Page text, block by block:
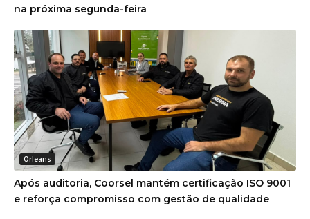
na próxima segunda-feira
Orleans
Após auditoria, Coorsel mantém certificação ISO 9001
e reforça compromisso com gestão de qualidade